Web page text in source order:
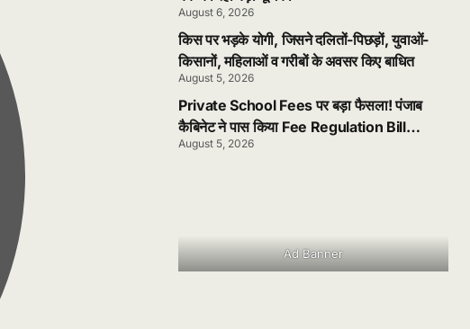
August 6, 2026
किस पर भड़के योगी, जिसने दलितों-पिछड़ों, युवाओं-
किसानों, महिलाओं व गरीबों के अवसर किए बाधित
August 5, 2026
Private School Fees पर बड़ा फैसला! पंजाब
कैबिनेट ने पास किया Fee Regulation Bill
2026
August 5, 2026
Ad Banner